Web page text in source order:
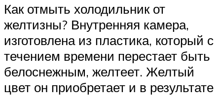
Как отмыть холодильник от
желтизны? Внутренняя камера,
изготовлена из пластика, который с
течением времени перестает быть
белоснежным, желтеет. Желтый
цвет он приобретает и в результате